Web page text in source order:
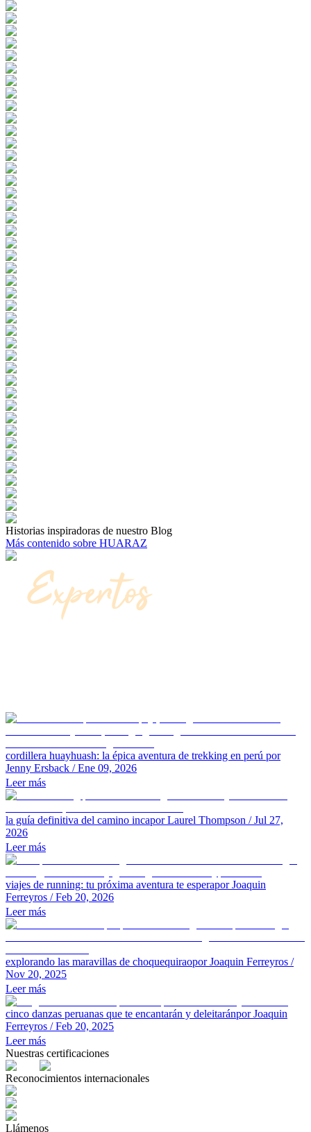
Historias inspiradoras de nuestro Blog
Más contenido sobre HUARAZ
cordillera huayhuash: la épica aventura de trekking en perú por
Jenny Ersback / Ene 09, 2026
Leer más
la guía definitiva del camino incapor Laurel Thompson / Jul 27,
2026
Leer más
viajes de running: tu próxima aventura te esperapor Joaquin
Ferreyros / Feb 20, 2026
Leer más
explorando las maravillas de choquequiraopor Joaquin Ferreyros /
Nov 20, 2025
Leer más
cinco danzas peruanas que te encantarán y deleitaránpor Joaquin
Ferreyros / Feb 20, 2025
Leer más
Nuestras certificaciones
Reconocimientos internacionales
Llámenos